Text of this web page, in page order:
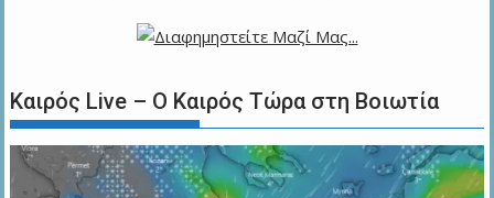
Καιρός Live – Ο Καιρός Τώρα στη Βοιωτία